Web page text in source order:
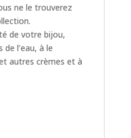
ne le trouverez
de votre bijou,
l’eau, à le
autres crèmes et à